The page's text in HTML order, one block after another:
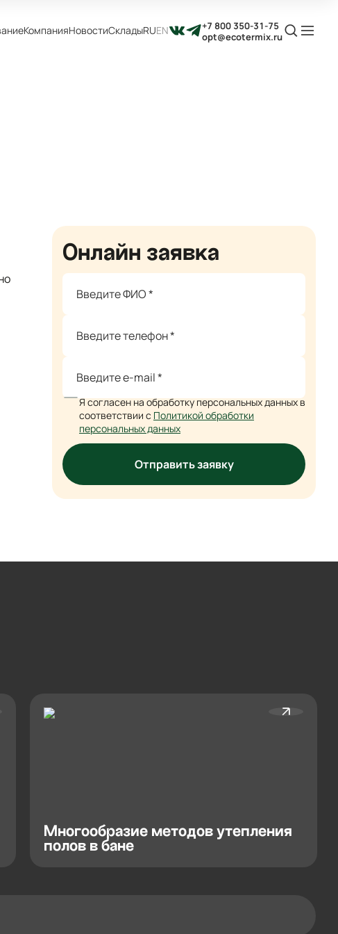
КомпанияНовостиСкладыRUEN
+7 800 350-31-75
opt@ecotermix.ru
Онлайн заявка
Я согласен на обработку персональных данных в
соответствии с Политикой обработки
персональных данных
Отправить заявку
Многообразие методов утепления
полов в бане